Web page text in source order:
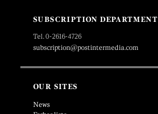
SUBSCRIPTION DEPARTMENT
Tel. 0-2616-4726
subscription@postintermedia.com
OUR SITES
News